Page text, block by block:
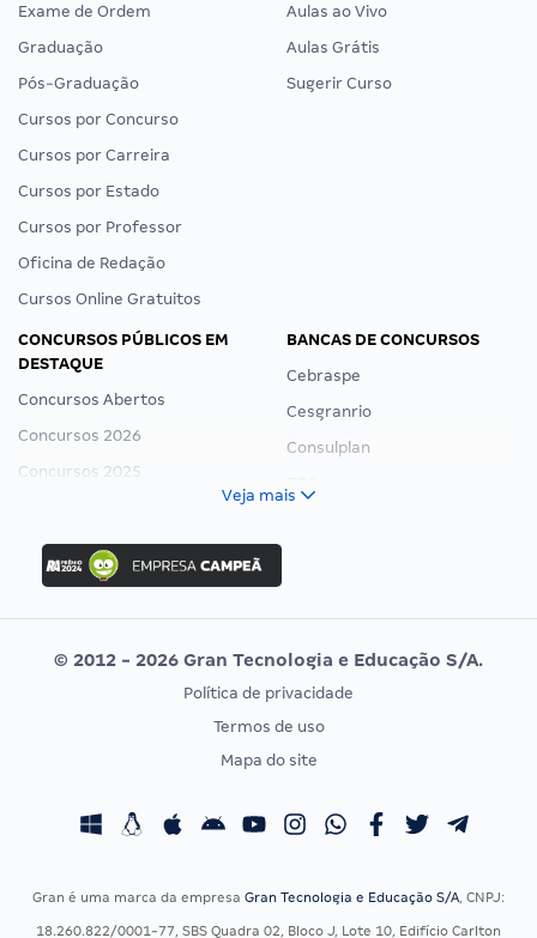
Exame de Ordem
Graduação
Pós-Graduação
Cursos por Concurso
Cursos por Carreira
Cursos por Estado
Cursos por Professor
Oficina de Redação
Cursos Online Gratuitos
Aulas ao Vivo
Aulas Grátis
Sugerir Curso
CONCURSOS PÚBLICOS EM
DESTAQUE
Concursos Abertos
Concursos 2026
Concursos 2025
Concurso Ibama
Concurso MPU
Editais publicados
BANCAS DE CONCURSOS
Cebraspe
Cesgranrio
Consulplan
Vunesp
CONCURSOS POR PROFISSÃO
Concursos Fiscais
EXAME DE ORDEM
Calendário OAB
Veja mais
© 2012 - 2026 Gran Tecnologia e Educação S/A.
Política de privacidade
Termos de uso
Mapa do site
Gran é uma marca da empresa Gran Tecnologia e Educação S/A, CNPJ:
18.260.822/0001-77, SBS Quadra 02, Bloco J, Lote 10, Edifício Carlton